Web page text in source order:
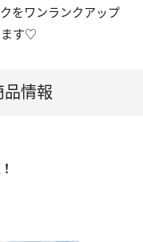
をワンランクアップ
ます♡
情報